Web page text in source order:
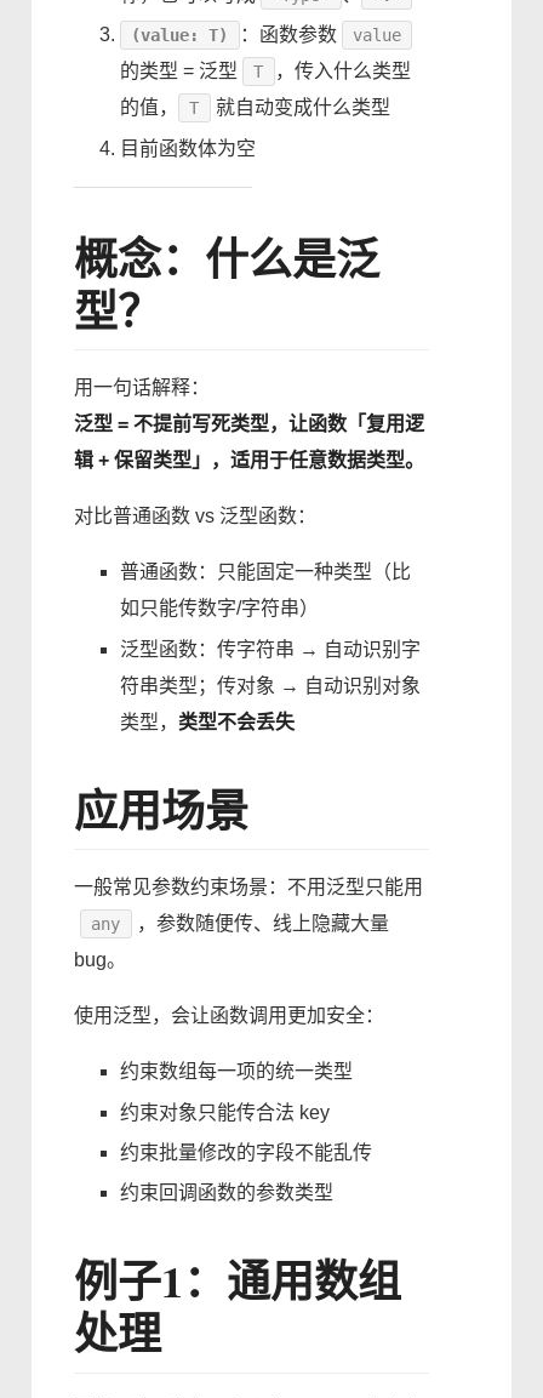
(value: T) ：函数参数 value
的类型 = 泛型 T
，传入什么类型
的值，
T
就自动变成什么类型
目前函数体为空
概念：什么是泛
型？
用一句话解释：
泛型 = 不提前写死类型，让函数「复用逻
辑 + 保留类型」，适用于任意数据类型。
对比普通函数 vs 泛型函数：
普通函数：只能固定一种类型（比
如只能传数字/字符串）
泛型函数：传字符串 → 自动识别字
符串类型；传对象 → 自动识别对象
类型，类型不会丢失
应用场景
一般常见参数约束场景：不用泛型只能用
any
，参数随便传、线上隐藏大量
bug。
使用泛型，会让函数调用更加安全：
约束数组每一项的统一类型
约束对象只能传合法 key
约束批量修改的字段不能乱传
约束回调函数的参数类型
例子1：通用数组
处理